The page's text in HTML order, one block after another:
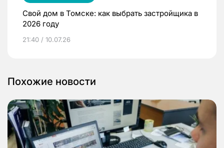
Свой дом в Томске: как выбрать застройщика в
2026 году
21:40 / 10.07.26
Похожие новости